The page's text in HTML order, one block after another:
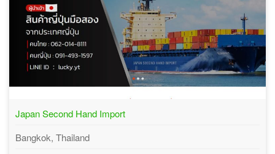
Japan Second Hand Import
Bangkok, Thailand